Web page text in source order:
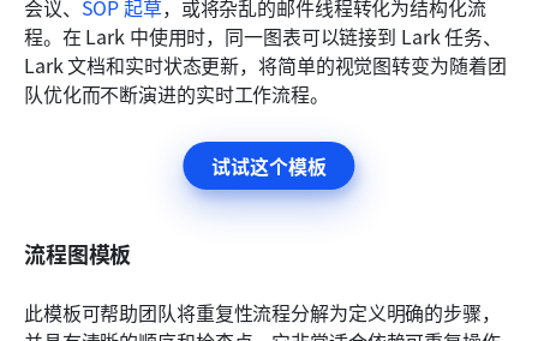
会议、 SOP 起草，或将杂乱的邮件线程转化为结构化流
程。在 Lark 中使用时，同一图表可以链接到 Lark 任务、
Lark 文档和实时状态更新，将简单的视觉图转变为随着团
队优化而不断演进的实时工作流程。
试试这个模板
流程图模板
此模板可帮助团队将重复性流程分解为定义明确的步骤，